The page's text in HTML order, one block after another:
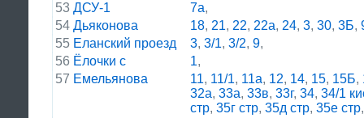
53 ДСУ-1 7а,
54 Дьяконова 18, 21, 22, 22а, 24, 3, 30, 3Б,
55 Еланский проезд 3, 3/1, 3/2, 9,
56 Ёлочки с 1,
57 Емельянова 11, 11/1, 11а, 12, 14, 15, 15Б,
32а, 33а, 33в, 33г, 34, 34/1
стр, 35г стр, 35д стр, 35е стр